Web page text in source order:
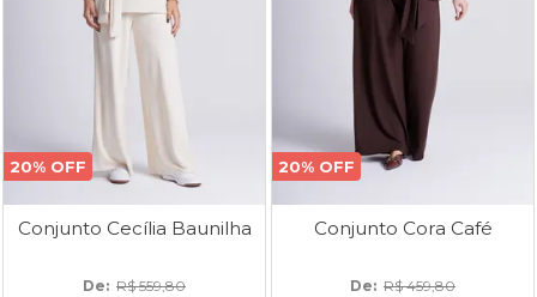
20% OFF
Conjunto Cecília Baunilha
De: R$ 559,80
20% OFF
Conjunto Cora Café
De: R$ 459,80